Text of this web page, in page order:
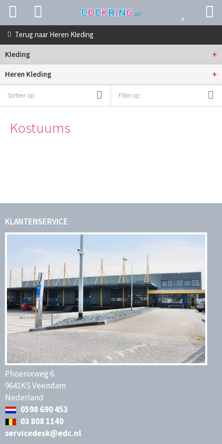
Terug naar Heren Kleding
Kleding +
Heren Kleding +
Sorteer op: Filter op:
Kostuums
KLANTENSERVICE
Phoenixweg 6
9641KS Veendam
Nederland
0598 690 453
03 808 1140
servicedesk@edc.nl